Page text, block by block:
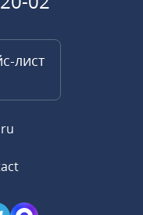
лист